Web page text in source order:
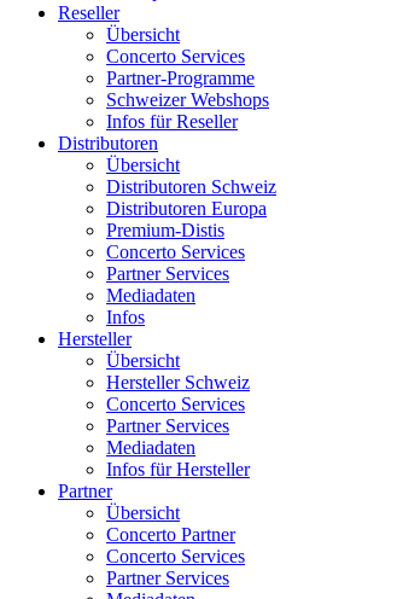
Reseller
Übersicht
Concerto Services
Partner-Programme
Schweizer Webshops
Infos für Reseller
Distributoren
Übersicht
Distributoren Schweiz
Distributoren Europa
Premium-Distis
Concerto Services
Partner Services
Mediadaten
Infos
Hersteller
Übersicht
Hersteller Schweiz
Concerto Services
Partner Services
Mediadaten
Infos für Hersteller
Partner
Übersicht
Concerto Partner
Concerto Services
Partner Services